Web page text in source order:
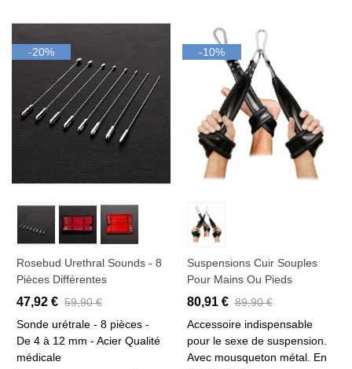
-20%
Rosebud Urethral Sounds - 8
Pièces Différentes
47,92 € 59,90 €
Sonde urétrale - 8 pièces -
De 4 à 12 mm - Acier Qualité
médicale
-10%
Suspensions Cuir Souples
Pour Mains Ou Pieds
80,91 € 89,90 €
Accessoire indispensable
pour le sexe de suspension.
Avec mousqueton métal. En